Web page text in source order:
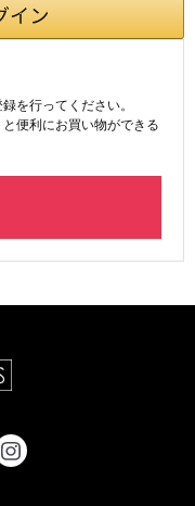
を行ってください。
便利にお買い物ができる